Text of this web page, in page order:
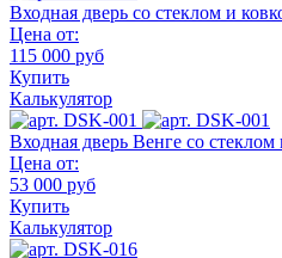
Входная дверь со стеклом и
Цена от:
115 000 руб
Купить
Калькулятор
Входная дверь Венге со
Цена от:
53 000 руб
Купить
Калькулятор